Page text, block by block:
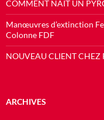
COMMENT NAIT UN
Manœuvres d’extinction
Colonne FDF
NOUVEAU CLIENT CHEZ
ARCHIVES